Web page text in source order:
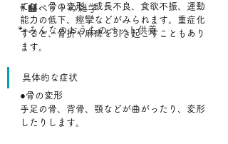
👨‍🏫ペットの雑学
🐾みんなのおうちのペット供養
ては、骨の変形、成長不良、食欲不振、運動
能力の低下、痙攣などがみられます。重症化
すると、骨折や麻痺を引き起こすこともあり
ます。﻿
具体的な症状
●骨の変形
手足の骨、背骨、顎などが曲がったり、変形
したりします。﻿